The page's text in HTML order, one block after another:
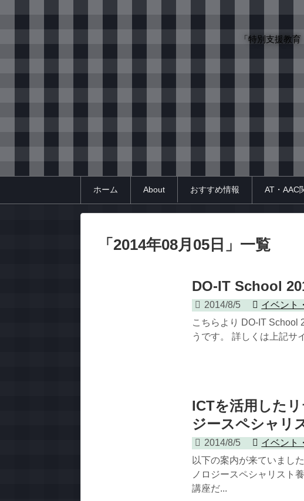
「特別支援教
ホーム About おすすめ情報 AT・AAC
「 2014年08月05日 」 一覧
DO-IT School
2014/8/5
イベント
こちらより DO-IT School
うです。 詳しくは上記サ
ICTを活用した
ジースペシャリ
2014/8/5
イベント
以下の案内が来ていまし
ノロジースペシャリスト
講座だ...